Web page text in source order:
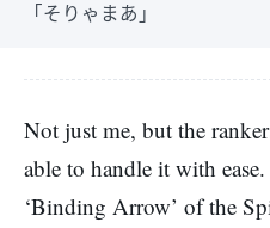
「そりゃまあ」
Not just me, but the
able to handle it with
‘Binding Arrow’ of the